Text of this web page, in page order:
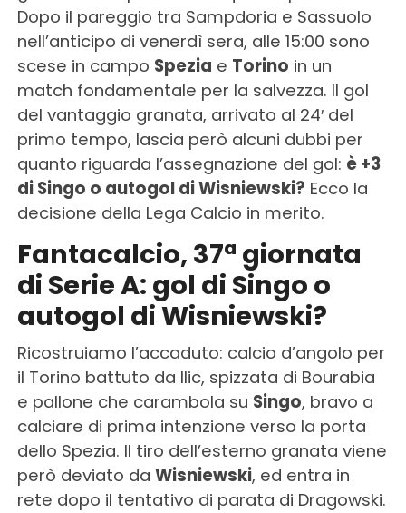
Dopo il pareggio tra Sampdoria e Sassuolo
nell’anticipo di venerdì sera, alle 15:00 sono
scese in campo Spezia e Torino in un
match fondamentale per la salvezza. Il gol
del vantaggio granata, arrivato al 24′ del
primo tempo, lascia però alcuni dubbi per
quanto riguarda l’assegnazione del gol: è +3
di Singo o autogol di Wisniewski? Ecco la
decisione della Lega Calcio in merito.
Fantacalcio, 37ª giornata
di Serie A: gol di Singo o
autogol di Wisniewski?
Ricostruiamo l’accaduto: calcio d’angolo per
il Torino battuto da Ilic, spizzata di Bourabia
e pallone che carambola su Singo, bravo a
calciare di prima intenzione verso la porta
dello Spezia. Il tiro dell’esterno granata viene
però deviato da Wisniewski, ed entra in
rete dopo il tentativo di parata di Dragowski.